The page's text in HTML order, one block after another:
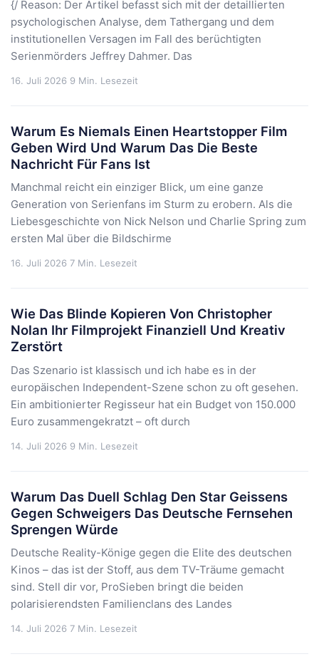
{/ Reason: Der Artikel befasst sich mit der detaillierten
psychologischen Analyse, dem Tathergang und dem
institutionellen Versagen im Fall des berüchtigten
Serienmörders Jeffrey Dahmer. Das
16. Juli 2026 9 Min. Lesezeit
Warum Es Niemals Einen Heartstopper Film
Geben Wird Und Warum Das Die Beste
Nachricht Für Fans Ist
Manchmal reicht ein einziger Blick, um eine ganze
Generation von Serienfans im Sturm zu erobern. Als die
Liebesgeschichte von Nick Nelson und Charlie Spring zum
ersten Mal über die Bildschirme
16. Juli 2026 7 Min. Lesezeit
Wie Das Blinde Kopieren Von Christopher
Nolan Ihr Filmprojekt Finanziell Und Kreativ
Zerstört
Das Szenario ist klassisch und ich habe es in der
europäischen Independent-Szene schon zu oft gesehen.
Ein ambitionierter Regisseur hat ein Budget von 150.000
Euro zusammengekratzt – oft durch
14. Juli 2026 9 Min. Lesezeit
Warum Das Duell Schlag Den Star Geissens
Gegen Schweigers Das Deutsche Fernsehen
Sprengen Würde
Deutsche Reality-Könige gegen die Elite des deutschen
Kinos – das ist der Stoff, aus dem TV-Träume gemacht
sind. Stell dir vor, ProSieben bringt die beiden
polarisierendsten Familienclans des Landes
14. Juli 2026 7 Min. Lesezeit